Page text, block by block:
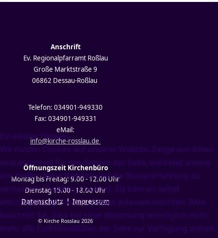
Anschrift
Ev. Regionalpfarramt Roßlau
Große Marktstraße 9
06862 Dessau-Roßlau
Telefon: 034901-949330
Fax: 034901-949331
eMail:
info@kirche-rosslau.de
Öffnungszeit Kirchenbüro
Montag bis Freitag: 9.00 - 12.00 Uhr
Dienstag 15.00 - 18.00 Uhr
Datenschutz|Impressum
© Kirche Rosslau 2026
Ein kleiner Hinweis...
Wir nutzen Cookies auf unserer Website. Einige von ihnen
sind essenziell für den Betrieb der Seite, während andere
uns helfen, diese Website und die Nutzererfahrung zu
verbessern (Tracking Cookies). Sie können selbst
entscheiden, ob Sie die Cookies zulassen möchten. Bitte
beachten Sie, dass bei einer Ablehnung womöglich nicht
mehr alle Funktionalitäten der Seite zur Verfügung stehen.